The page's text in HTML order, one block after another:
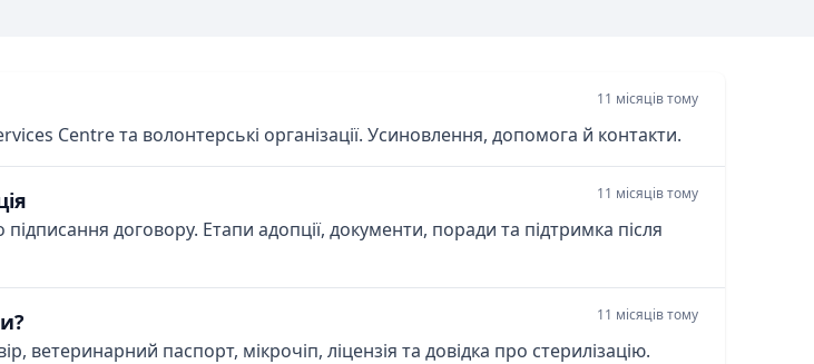
11 місяців тому
Centre та волонтерські організації. Усиновлення, допомога й контакти.
11 місяців тому
договору. Етапи адопції, документи, поради та підтримка після
11 місяців тому
ветеринарний паспорт, мікрочіп, ліцензія та довідка про стерилізацію.